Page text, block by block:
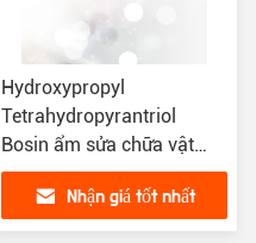
Hydroxypropyl
Tetrahydropyrantriol
Bosin ẩm sửa chữa vật
liệu chống lão hóa
Nhận giá tốt nhất